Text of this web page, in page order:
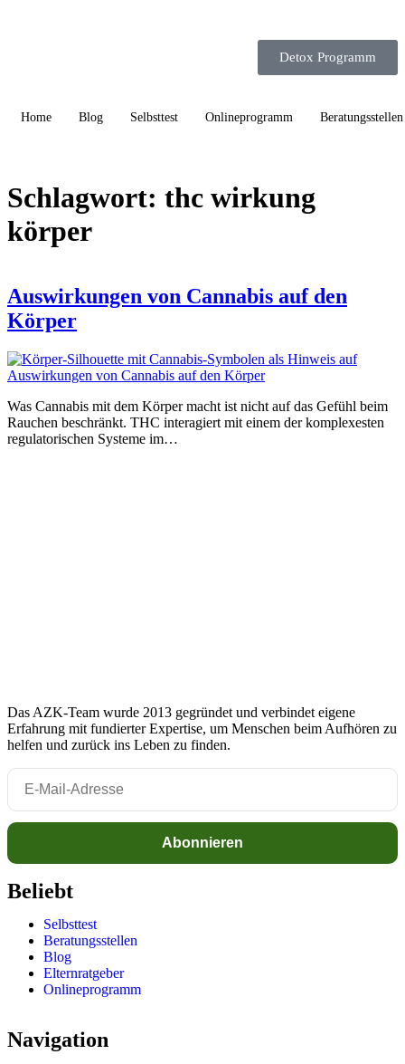
Detox Programm
Home Blog Selbsttest Onlineprogramm Beratungsstellen
Schlagwort: thc wirkung
körper
Auswirkungen von Cannabis auf den
Körper
Was Cannabis mit dem Körper macht ist nicht auf das Gefühl beim
Rauchen beschränkt. THC interagiert mit einem der komplexesten
regulatorischen Systeme im…
Das AZK-Team wurde 2013 gegründet und verbindet eigene
Erfahrung mit fundierter Expertise, um Menschen beim Aufhören zu
helfen und zurück ins Leben zu finden.
Beliebt
Selbsttest
Beratungsstellen
Blog
Elternratgeber
Onlineprogramm
Navigation